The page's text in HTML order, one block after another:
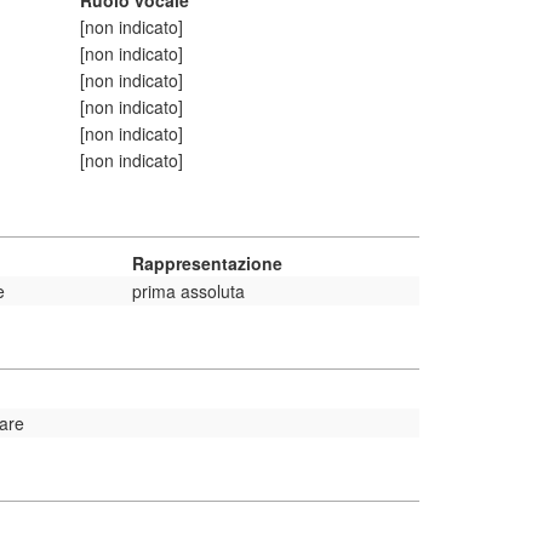
[non indicato]
[non indicato]
[non indicato]
[non indicato]
[non indicato]
[non indicato]
Rappresentazione
prima assoluta